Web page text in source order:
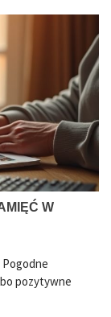
W
Pogodne
pozytywne